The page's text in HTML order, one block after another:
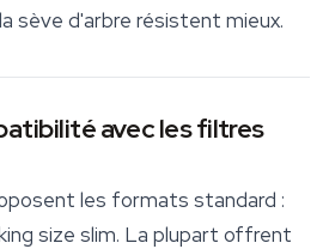
sève d'arbre résistent mieux.
avec les filtres
les formats standard :
size slim. La plupart offrent